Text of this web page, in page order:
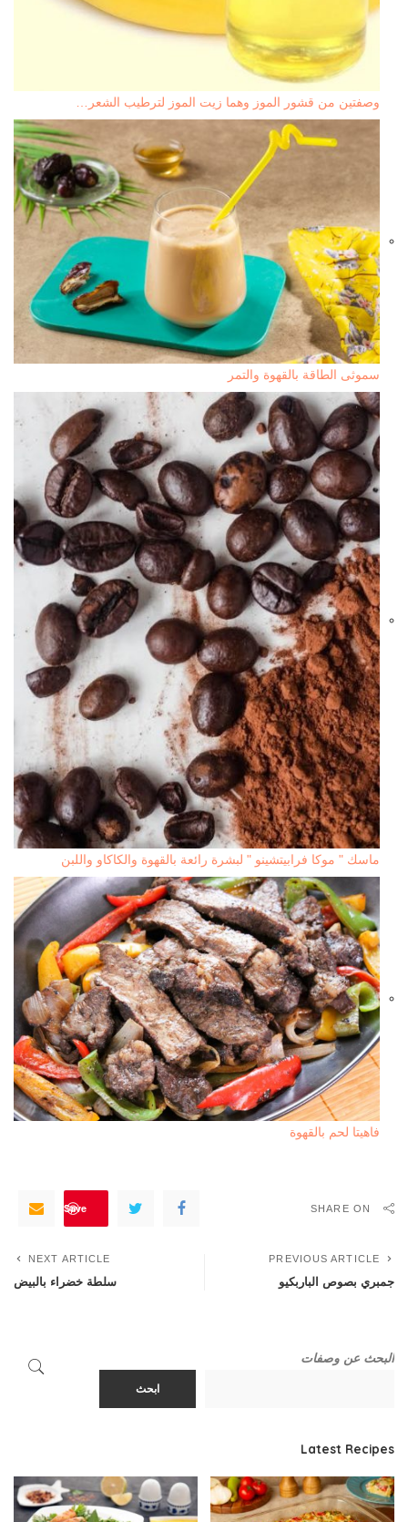
وصفتين من قشور الموز وهما زيت الموز لترطيب الشعر…
سموثى الطاقة بالقهوة والتمر
ماسك " موكا فرابيتشينو " لبشرة رائعة بالقهوة والكاكاو واللبن
فاهيتا لحم بالقهوة
SHARE ON
Save
PREVIOUS ARTICLE
جمبري بصوص الباربكيو
NEXT ARTICLE
سلطة خضراء بالبيض
البحث عن وصفات
ابحث
Latest Recipes